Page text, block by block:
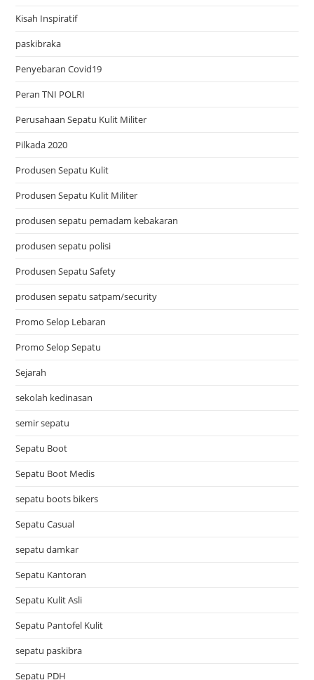
Kisah Inspiratif
paskibraka
Penyebaran Covid19
Peran TNI POLRI
Perusahaan Sepatu Kulit Militer
Pilkada 2020
Produsen Sepatu Kulit
Produsen Sepatu Kulit Militer
produsen sepatu pemadam kebakaran
produsen sepatu polisi
Produsen Sepatu Safety
produsen sepatu satpam/security
Promo Selop Lebaran
Promo Selop Sepatu
Sejarah
sekolah kedinasan
semir sepatu
Sepatu Boot
Sepatu Boot Medis
sepatu boots bikers
Sepatu Casual
sepatu damkar
Sepatu Kantoran
Sepatu Kulit Asli
Sepatu Pantofel Kulit
sepatu paskibra
Sepatu PDH